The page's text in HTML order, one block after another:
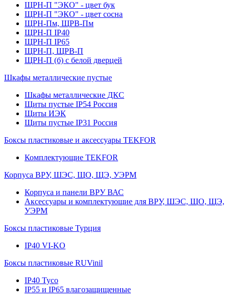
ЩРН-П "ЭКО" - цвет бук
ЩРН-П "ЭКО" - цвет сосна
ЩРН-Пм, ЩРВ-Пм
ЩРН-П IP40
ЩРН-П IP65
ЩРН-П, ЩРВ-П
ЩРН-П (б) с белой дверцей
Шкафы металлические пустые
Шкафы металлические ДКС
Щиты пустые IP54 Россия
Щиты ИЭК
Щиты пустые IP31 Россия
Боксы пластиковые и аксессуары TEKFOR
Комплектующие TEKFOR
Корпуса ВРУ, ШЭС, ЩО, ЩЭ, УЭРМ
Корпуса и панели ВРУ ВАС
Аксессуары и комплектующие для ВРУ, ШЭС, ЩО, ЩЭ,
УЭРМ
Боксы пластиковые Турция
IP40 VI-KO
Боксы пластиковые RUVinil
IP40 Тусо
IP55 и IP65 влагозащищенные